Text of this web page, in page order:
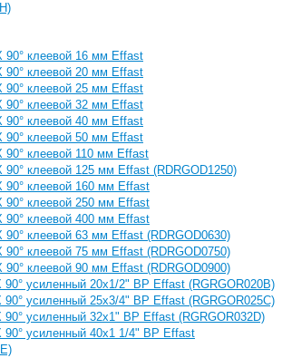
90° клеевой 16 мм Effast
90° клеевой 20 мм Effast
90° клеевой 25 мм Effast
90° клеевой 32 мм Effast
90° клеевой 40 мм Effast
90° клеевой 50 мм Effast
90° клеевой 110 мм Effast
90° клеевой 125 мм Effast (RDRGOD1250)
90° клеевой 160 мм Effast
90° клеевой 250 мм Effast
90° клеевой 400 мм Effast
90° клеевой 63 мм Effast (RDRGOD0630)
90° клеевой 75 мм Effast (RDRGOD0750)
90° клеевой 90 мм Effast (RDRGOD0900)
90° усиленный 20x1/2" ВР Effast (RGRGOR020B)
90° усиленный 25x3/4" ВР Effast (RGRGOR025C)
90° усиленный 32x1" ВР Effast (RGRGOR032D)
90° усиленный 40x1 1/4" ВР Effast